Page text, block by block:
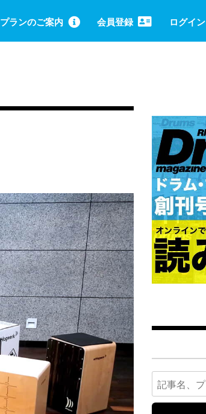
プランのご案内 会員登録 ログイン
Search
for: